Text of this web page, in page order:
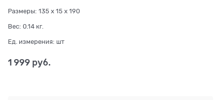
Размеры: 135 x 15 x 190
Вес: 0.14 кг.
Ед. измерения: шт
1 999 руб.